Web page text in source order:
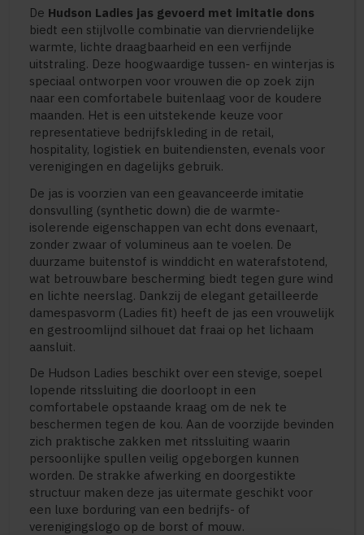
De Hudson Ladies jas gevoerd met imitatie dons
biedt een stijlvolle combinatie van diervriendelijke
warmte, lichte draagbaarheid en een verfijnde
uitstraling. Deze hoogwaardige tussen- en winterjas is
speciaal ontworpen voor vrouwen die op zoek zijn
naar een comfortabele buitenlaag voor de koudere
maanden. Het is een uitstekende keuze voor
representatieve bedrijfskleding in de retail,
hospitality, logistiek en buitendiensten, evenals voor
verenigingen en dagelijks gebruik.
De jas is voorzien van een geavanceerde imitatie
donsvulling (synthetic down) die de warmte-
isolerende eigenschappen van echt dons evenaart,
zonder zwaar of volumineus aan te voelen. De
duurzame buitenstof is winddicht en waterafstotend,
wat betrouwbare bescherming biedt tegen gure wind
en lichte neerslag. Dankzij de elegant getailleerde
damespasvorm (Ladies fit) heeft de jas een vrouwelijk
en gestroomlijnd silhouet dat fraai op het lichaam
aansluit.
De Hudson Ladies beschikt over een stevige, soepel
lopende ritssluiting die doorloopt in een
comfortabele opstaande kraag om de nek te
beschermen tegen de kou. Aan de voorzijde bevinden
zich praktische zakken met ritssluiting waarin
persoonlijke spullen veilig opgeborgen kunnen
worden. De strakke afwerking en doorgestikte
structuur maken deze jas uitermate geschikt voor
een luxe borduring van een bedrijfs- of
verenigingslogo op de borst of mouw.